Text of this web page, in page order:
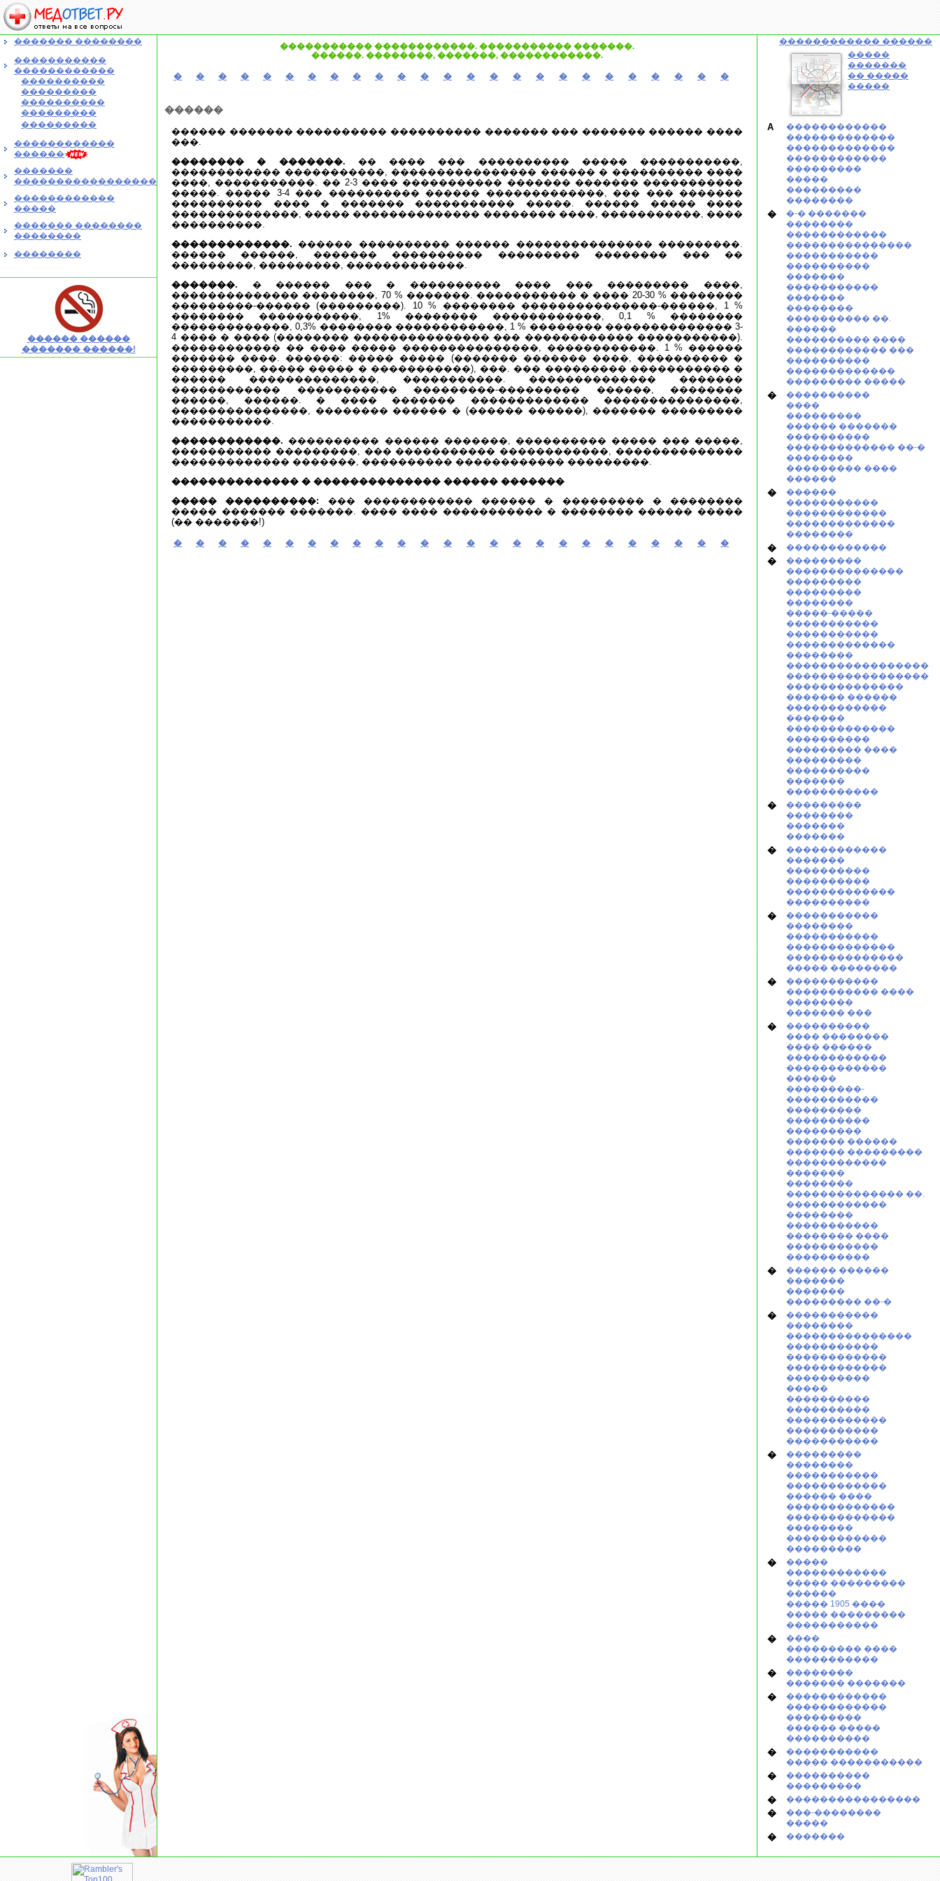
������� ��������
�����������
������������
����������
���������
����������
���������
���������
������������
������
�������
�����������������
������������
�����
������� ��������
��������
��������
������ ������
������� ������!
����������� ������������. ����������� �������.
������. ��������, �������, ������������.
� � � � � � � � � � � � � � � � � � � � � � � � �
������
������ ������� ���������� ���������� ������� ��� ������� ������ ����
���.
�������� � �������. �� ���� ��� ���������� ����� �����������,
������������ �����������, ���������������� ������ � ���������� ����
����, �����������. �� 2-3 ���� ����������� ������� ������� �����������
�����. ����� 3-4 ��� ���������� ������ �������������, ��� ��� �������
���������� ���� � ������� ����������� �����. ������ ����� ����
��������������, ����� �������������� �������� ����, �����������, ����
����������.
�������������. ������ ���������� ������ ��������������� ���������.
������ ������, ������� ���������� ��������� �������� ��� ��
���������, ���������, �������������.
�������. � ������ ��� � ���������� ���� ��� ��������� ����,
�������������� ��������, 70 % �������. ����������� � ���� 20-30 % ��������
���������-������ (���������). 10 % �������� ���������������-������, 1 %
�������� �����������, 1% �������� ������������, 0,1 % ��������
�������������, 0,3% �������� ������������, 1 % �������� �������������� 3-
4 ���� � ���� (�������� ��������������� ��� ������������ �����������).
������������ �� ���� ����� ���������������, ������������. 1 % ������
������� ����. ������: ����� ����� (������� ������� ����, ���������� �
���������, ����� ����� � �����������), ���. ��� ��������� ����������� �
������ ��������������, �����������. �������������� �������
������������ ����������� ���������-��������� ������, ��������
������, ������. � ���� ������� ������������� ���������������,
���������������, �������� ������ � (������ ������), ������� ���������
�����������.
������������. ���������� ������ �������, ���������� ����� ��� �����,
����������� ���������, ��� ����������� ������������, ��������������
������������� �������, ���������� ������������ ���������.
�������������� � �������������� ������ �������
����� ����������: ��� ������������ ������ � ��������� � ��������
����� ������� �������. ���� ���� ����������� � �������� ������ �����
(�� �������!)
� � � � � � � � � � � � � � � � � � � � � � � � �
������������ ������
�����
�������
�� �����
�����
A
������������
�������������
�������������
������������
���������
�����
���������
��������
�
�-� �������
��������
������������
���������������
�����������
����������
�������
�����������
�������
��������
���������� ��.
������
���������� ����
������������ ���
����������
�������������
��������� �����
�
����������
����
���������
������ �������
����������
������������� ��-�
��������
��������� ����
������
�
������
�����������
������������
�������������
��������
� ������������
�
���������
��������������
���������
���������
��������
�����-�����
�����������
�����������
�������������
��������
�����������������
�����������������
��������������
������� ������
������������
�������
�������������
����������
��������� ����
���������
����������
�������
�����������
�
���������
��������
�������
�������
�
������������
�������
����������
����������
�������������
����������
�
�����������
��������
�����������
�������������
��������������
����� ��������
�
�����������
����������� ����
��������
������� ���
�
����������
���� ��������
���� ������
������������
������������
������
���������-
�����������
���������
����������
���������
������� ������
������� ���������
������������
�������
��������
�������������� ��.
������������
��������
�����������
�������� ����
�����������
����������
�
������ ������
�������
�������
��������� ��-�
�
�����������
��������
���������������
�����������
������������
������������
����������
�����
����������
����������
������������
�����������
�����������
�
���������
��������
�����������
������������
������ ����
�������������
�������������
��������
������������
���������
�
�����
������������
����� ���������
������
����� 1905 ����
����� ���������
�����������
�
����
��������� ����
�����������
�
��������
������� �������
�
������������
������������
���������
������ �����
����������
�
�����������
����� �����������
�
����������
���������
� ����������������
�
���-��������
�����
� �������